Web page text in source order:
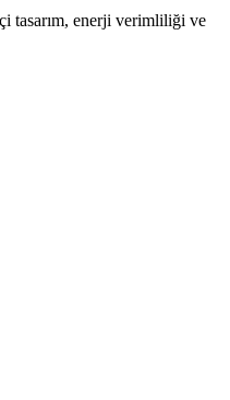
tasarım, enerji verimliliği ve